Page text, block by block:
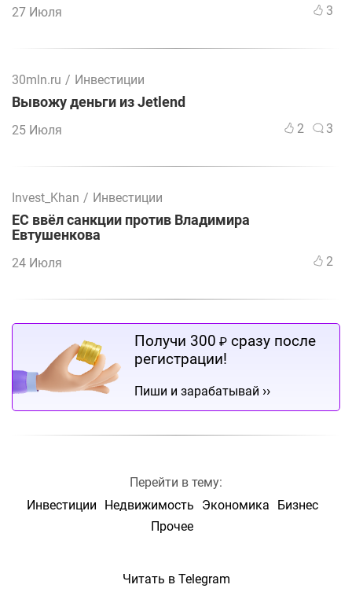
27 Июля 3
30mln.ru / Инвестиции
Вывожу деньги из Jetlend
25 Июля 2 3
Invest_Khan / Инвестиции
ЕС ввёл санкции против Владимира
Евтушенкова
24 Июля 2
Получи 300 ₽ сразу после
регистрации!
Пиши и зарабатывай ››
Перейти в тему:
Инвестиции
Недвижимость Экономика
Бизнес
Прочее
Читать в Telegram